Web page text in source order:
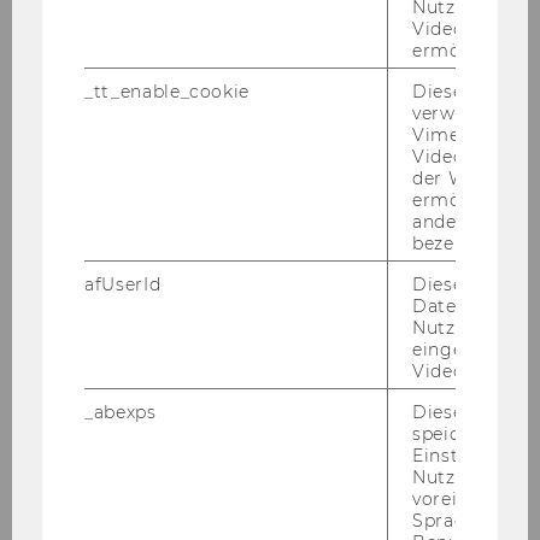
Universitätsassistentin prae doc (Teaching
and Research Associate)
(Angestellte/r gemäß Kollektivvertrag für die
Arbeitnehmer/innen der Universitäten,
monatliches Mindestentgelt: 2.095,95 Euro
brutto, Anrechnung von tätigkeitsbezogenen
Beschäftigungsausmaß: 30 Std./Woche,
besetzen.
Universitätsassistent/inn/en prae doc eine
maximale Befristungsdauer von sechs Jahren
vorsieht. Bewerber/innen, die bereits als
Ersatzkräfte an der WU beschäftigt sind,
können daher nur mehr für die auf sechs Jahre
Nutzung des
Videoplayers
ermöglichen
_tt_enable_cookie
Dieses
verwendet,
Vimeo-
der WU-
ermöglichen
andere nicht
bezeichnete
afUserId
Dieses
Daten von
Videos
_abexps
Dieses Cookie
speichert
Nutzer*in, zB.
Sprache,